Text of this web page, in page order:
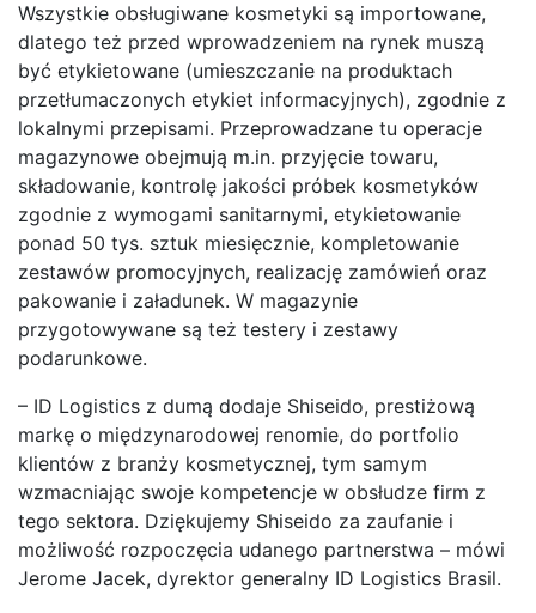
Wszystkie obsługiwane kosmetyki są importowane,
dlatego też przed wprowadzeniem na rynek muszą
być etykietowane (umieszczanie na produktach
przetłumaczonych etykiet informacyjnych), zgodnie z
lokalnymi przepisami. Przeprowadzane tu operacje
magazynowe obejmują m.in. przyjęcie towaru,
składowanie, kontrolę jakości próbek kosmetyków
zgodnie z wymogami sanitarnymi, etykietowanie
ponad 50 tys. sztuk miesięcznie, kompletowanie
zestawów promocyjnych, realizację zamówień oraz
pakowanie i załadunek. W magazynie
przygotowywane są też testery i zestawy
podarunkowe.
– ID Logistics z dumą dodaje Shiseido, prestiżową
markę o międzynarodowej renomie, do portfolio
klientów z branży kosmetycznej, tym samym
wzmacniając swoje kompetencje w obsłudze firm z
tego sektora. Dziękujemy Shiseido za zaufanie i
możliwość rozpoczęcia udanego partnerstwa – mówi
Jerome Jacek, dyrektor generalny ID Logistics Brasil.